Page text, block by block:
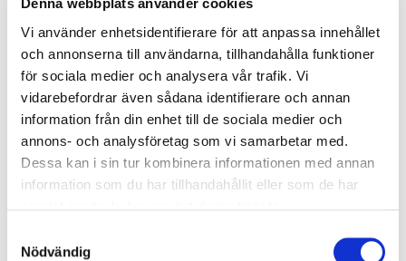
Denna webbplats använder cookies
Vi använder enhetsidentifierare för att anpassa innehållet
och annonserna till användarna, tillhandahålla funktioner
för sociala medier och analysera vår trafik. Vi
vidarebefordrar även sådana identifierare och annan
information från din enhet till de sociala medier och
annons- och analysföretag som vi samarbetar med.
Dessa kan i sin tur kombinera informationen med annan
information som du har tillhandahållit eller som de har
Nödvändig
BAS P/U - Byggarbetsmiljösamordnare (2 dagar)
Östersund
2026-08-10
- 2026-08-11
10 400 kr exkl. moms
Boka
BAS P/U - Byggarbetsmiljösamordnare (2 dagar)
2026-08-10